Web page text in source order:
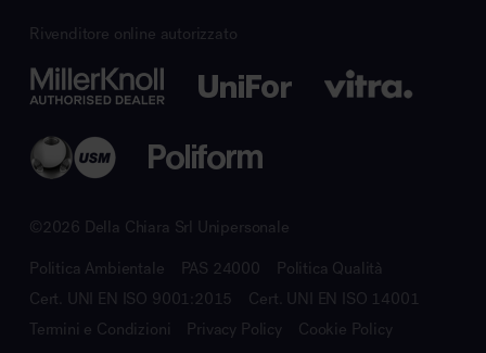
Rivenditore online autorizzato
©2026 Della Chiara Srl Unipersonale
Politica Ambientale PAS 24000
Politica Qualità
Cert. UNI EN ISO 9001:2015
Cert. UNI EN ISO 14001
Termini e Condizioni
Privacy Policy Cookie Policy